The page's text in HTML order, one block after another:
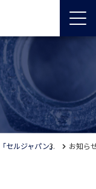
セルジャパン」 お知ら